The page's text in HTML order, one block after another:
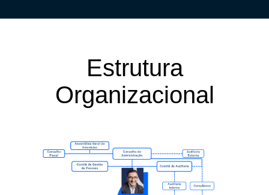
Estrutura
Organizacional